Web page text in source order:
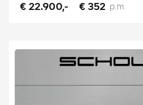
€ 22.900,- € 352 p.m.